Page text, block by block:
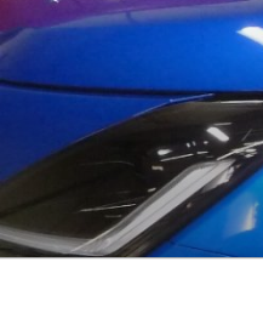
ン
ス
キ
ッ